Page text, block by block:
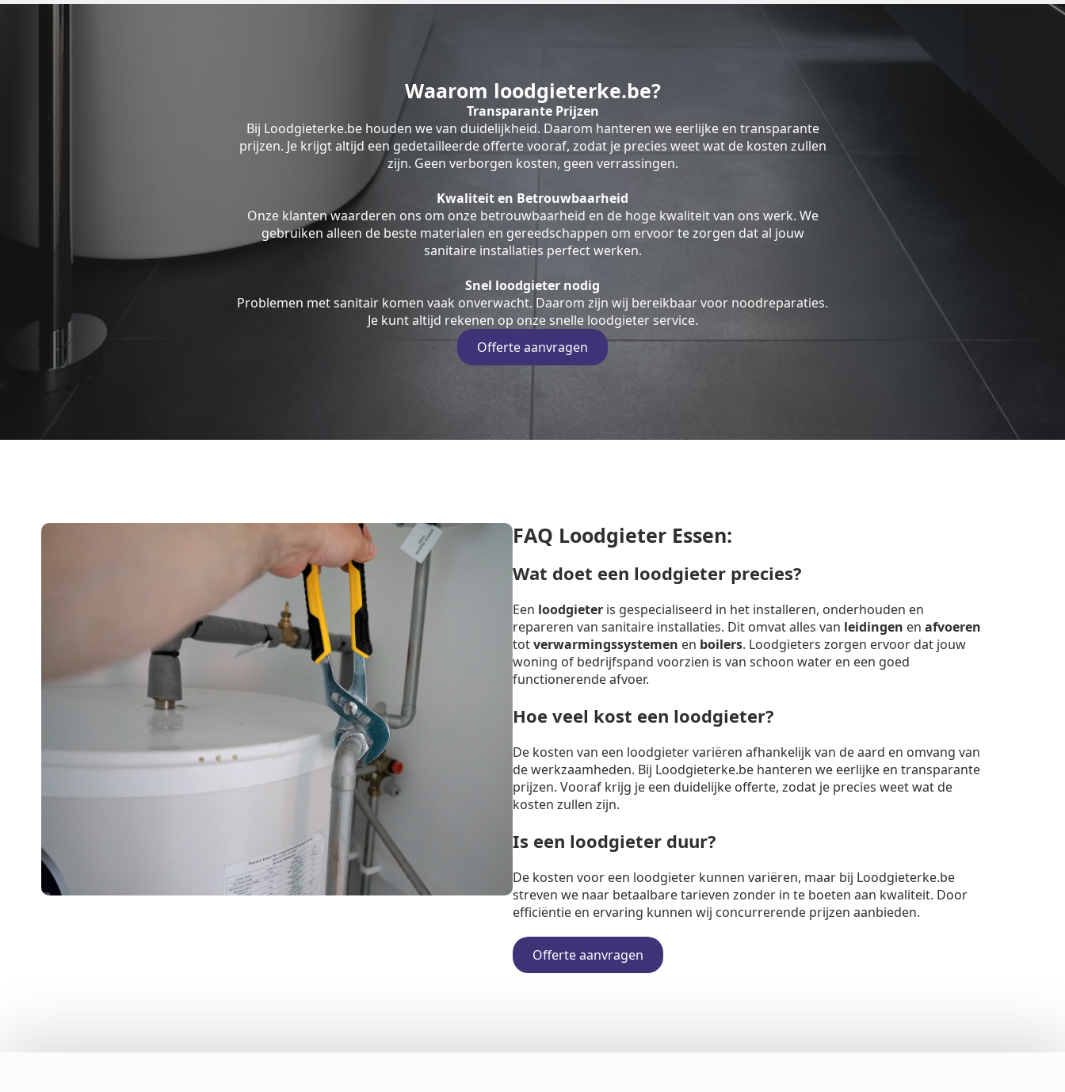
Waarom loodgieterke.be?
Transparante Prijzen
Bij Loodgieterke.be houden we van duidelijkheid. Daarom hanteren we eerlijke en transparante
prijzen. Je krijgt altijd een gedetailleerde offerte vooraf, zodat je precies weet wat de kosten zullen
zijn. Geen verborgen kosten, geen verrassingen.
Kwaliteit en Betrouwbaarheid
Onze klanten waarderen ons om onze betrouwbaarheid en de hoge kwaliteit van ons werk. We
gebruiken alleen de beste materialen en gereedschappen om ervoor te zorgen dat al jouw
sanitaire installaties perfect werken.
Snel loodgieter nodig
Problemen met sanitair komen vaak onverwacht. Daarom zijn wij bereikbaar voor noodreparaties.
Je kunt altijd rekenen op onze snelle loodgieter service.
Offerte aanvragen
FAQ Loodgieter Essen:
Wat doet een loodgieter precies?
Een loodgieter is gespecialiseerd in het installeren, onderhouden en
repareren van sanitaire installaties. Dit omvat alles van leidingen en afvoeren
totverwarmingssystemen en boilers. Loodgieters zorgen ervoor dat jouw
woning of bedrijfspand voorzien is van schoon water en een goed
functionerende afvoer.
Hoe veel kost een loodgieter?
De kosten van een loodgieter variëren afhankelijk van de aard en omvang van
de werkzaamheden. Bij Loodgieterke.be hanteren we eerlijke en transparante
prijzen. Vooraf krijg je een duidelijke offerte, zodat je precies weet wat de
kosten zullen zijn.
Is een loodgieter duur?
De kosten voor een loodgieter kunnen variëren, maar bij Loodgieterke.be
streven we naar betaalbare tarieven zonder in te boeten aan kwaliteit. Door
efficiëntie en ervaring kunnen wij concurrerende prijzen aanbieden.
Offerte aanvragen